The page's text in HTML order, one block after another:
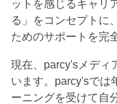
ットを感じるキャリ
る」をコンセプトに
ためのサポートを完
現在、parcy'sメディ
います。parcy'sでは
ーニングを受けて自